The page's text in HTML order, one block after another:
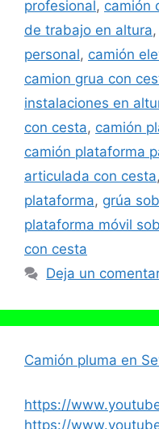
profesional, camión
de trabajo en altura,
personal, camión
camion grua con
instalaciones en
con cesta, camión
camión plataforma
articulada con cesta,
plataforma, grúa
plataforma móvil
con cesta
Deja un
Camión pluma en
https://
https://